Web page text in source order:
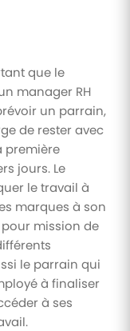
que le
manager RH
un parrain,
de rester avec
première
jours. Le
le travail à
marques à son
mission de
le parrain qui
à finaliser
à ses